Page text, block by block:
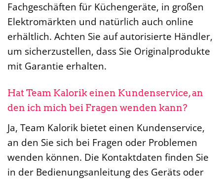
Fachgeschäften für Küchengeräte, in großen
Elektromärkten und natürlich auch online
erhältlich. Achten Sie auf autorisierte Händler,
um sicherzustellen, dass Sie Originalprodukte
mit Garantie erhalten.
Hat Team Kalorik einen Kundenservice, an
den ich mich bei Fragen wenden kann?
Ja, Team Kalorik bietet einen Kundenservice,
an den Sie sich bei Fragen oder Problemen
wenden können. Die Kontaktdaten finden Sie
in der Bedienungsanleitung des Geräts oder